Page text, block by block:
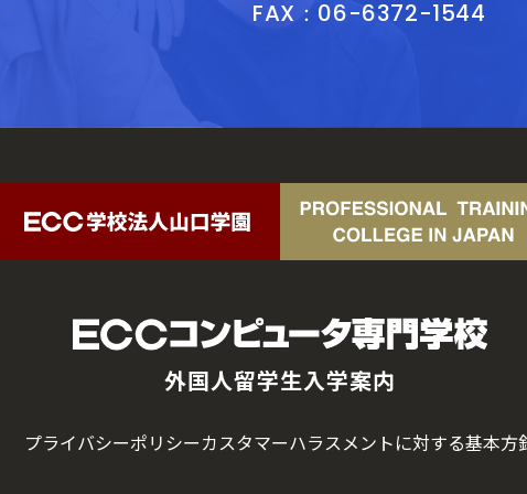
FAX：06-6372-1544
外国人留学生入学案内
プライバシーポリシーカスタマーハラスメントに対する基本方